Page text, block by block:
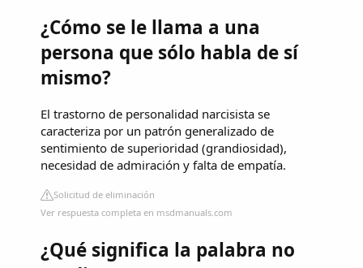
¿Cómo se le llama a una
persona que sólo habla de sí
mismo?
El trastorno de personalidad narcisista se
caracteriza por un patrón generalizado de
sentimiento de superioridad (grandiosidad),
necesidad de admiración y falta de empatía.
Solicitud de eliminación
Ver respuesta completa en msdmanuals.com
¿Qué significa la palabra no